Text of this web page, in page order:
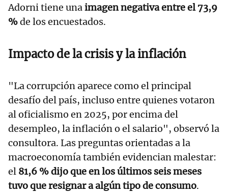
Adorni tiene unaimagen negativa entre el 73,9
%de los encuestados.
Impacto de la crisis y la inflación
"La corrupción aparece como el principal
desafío del país, incluso entre quienes votaron
al oficialismo en 2025, por encima del
desempleo, la inflación o el salario", observó la
consultora. Las preguntas orientadas a la
macroeconomía también evidencian malestar:
el 81,6 % dijo que en los últimos seis meses
tuvo que resignar a algún tipo de consumo.